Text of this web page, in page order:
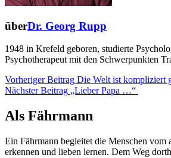
überDr. Georg Rupp
1948 in Krefeld geboren, studierte
Psychotherapeut mit den Schwerpunkten
Beitragsnavigation
Vorheriger Beitrag Die Welt ist kompliziert
Nächster Beitrag „Lieber Papa …“
Als Fährmann
Ein Fährmann begleitet die Menschen vom
erkennen und lieben lernen. Dem Weg